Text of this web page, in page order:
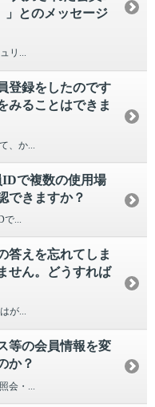
」とのメッセージ
リ...
登録をしたのです
みることはできま
、か...
で複数の使用場
できますか？
で...
答えを忘れてしま
せん。どうすれば
が...
等の会員情報を変
か？
会・...